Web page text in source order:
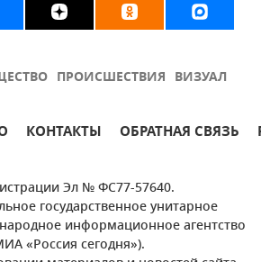
ПРОИСШЕСТВИЯ ВИЗУАЛ
КОНТАКТЫ ОБРАТНАЯ СВЯЗЬ
Эл № ФС77-57640.
государственное унитарное
информационное агентство
«Россия сегодня»).